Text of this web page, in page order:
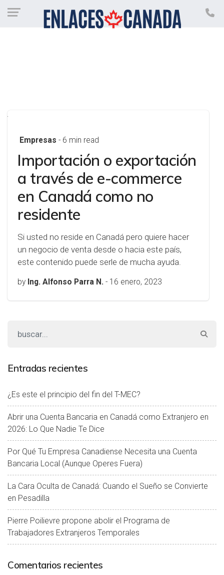
Empresas - 6 min read
Importación o exportación
a través de e-commerce
en Canadá como no
residente
Si usted no reside en Canadá pero quiere hacer
un negocio de venta desde o hacia este país,
este contenido puede serle de mucha ayuda.
by Ing. Alfonso Parra N. - 16 enero, 2023
Entradas recientes
¿Es este el principio del fin del T-MEC?
Abrir una Cuenta Bancaria en Canadá como Extranjero en
2026: Lo Que Nadie Te Dice
Por Qué Tu Empresa Canadiense Necesita una Cuenta
Bancaria Local (Aunque Operes Fuera)
La Cara Oculta de Canadá: Cuando el Sueño se Convierte
en Pesadilla
Pierre Poilievre propone abolir el Programa de
Trabajadores Extranjeros Temporales
Comentarios recientes